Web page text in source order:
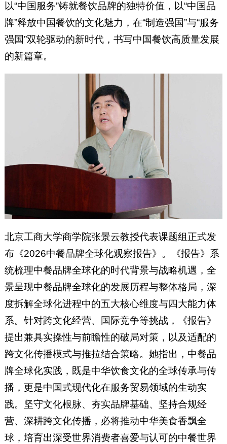
以“中国服务”铸就餐饮品牌的独特价值，以“中国品
牌”释放中国餐饮的文化魅力，在“制造强国”与“服务
强国”双轮驱动的新时代，书写中国餐饮高质量发展
的新篇章。
北京工商大学商学院张景云教授代表课题组正式发
布《2026中餐品牌全球化观察报告》。《报告》系
统梳理中餐品牌全球化的时代背景与战略机遇，全
景呈现中餐品牌全球化的发展历程与整体格局，深
度拆解全球化进程中的五大核心维度与四大能力体
系。针对跨文化经营、国际竞争等挑战，《报告》
提出兼具实操性与前瞻性的破局对策，以及适配的
跨文化传播模式与推拉结合策略。她指出，中餐品
牌全球化实践，既是中华饮食文化的全球传承与传
播，更是中国式现代化在服务贸易领域的生动实
践。坚守文化根脉、夯实品牌基础、坚持合规经
营、深耕跨文化传播，必将推动中华美食香飘全
球，培育出深受世界消费者喜爱与认可的中餐世界